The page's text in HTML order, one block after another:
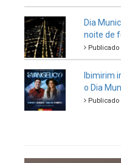
Povoado
88ª
fortalece
Dia